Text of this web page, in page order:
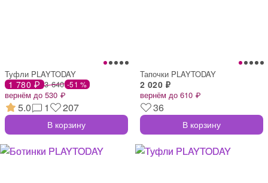
Туфли PLAYTODAY
1 780 ₽ 3 640 -51 %
вернём до 530 ₽
5.0 1 207
В корзину
Тапочки PLAYTODAY
2 020 ₽
вернём до 610 ₽
36
В корзину